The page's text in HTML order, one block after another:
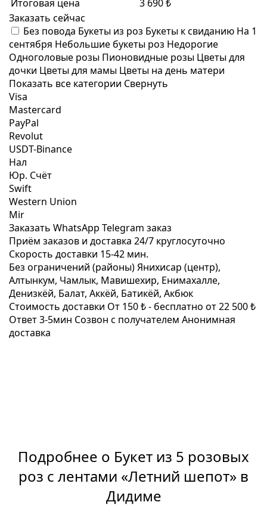
Итоговая цена
3 690 ₺
Заказать сейчас
Без повода Букеты из роз Букеты к свиданию На 1
сентября Небольшие букеты роз Недорогие
Одноголовые розы Пионовидные розы Цветы для
дочки Цветы для мамы Цветы на день матери
Показать все категории Свернуть
Visa
Mastercard
PayPal
Revolut
USDT-Binance
Нал
Юр. Счёт
Swift
Western Union
Mir
Заказать WhatsApp Telegram заказ
Приём заказов и доставка 24/7 круглосуточно
Скорость доставки 15-42 мин.
Без ограничений (районы)Янихисар (центр),
Алтынкум, Чамлык, Мавишехир, Енимахалле,
Денизкёй, Балат, Аккёй, Батикёй, Акбюк
Стоимость доставки От 150 ₺ - бесплатно от 22 500 ₺
Ответ 3-5мин Созвон с получателем Анонимная
доставка
Подробнее о Букет из 5 розовых
роз с лентами «Летний шепот» в
Дидиме